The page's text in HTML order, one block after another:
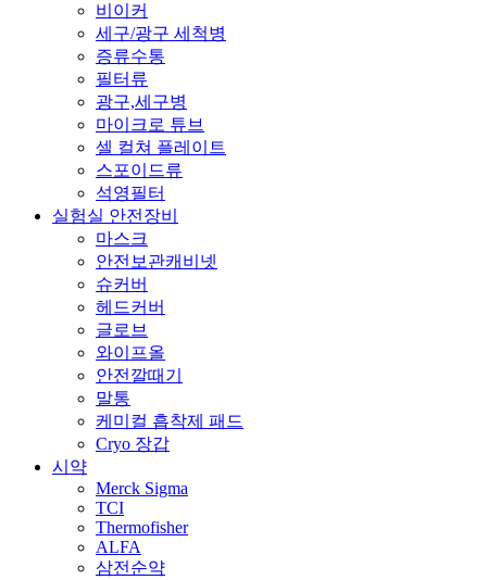
비이커
세구/광구 세척병
증류수통
필터류
광구,세구병
마이크로 튜브
셀 컬쳐 플레이트
스포이드류
석영필터
실험실 안전장비
마스크
안전보관캐비넷
슈커버
헤드커버
글로브
와이프올
안전깔때기
말통
케미컬 흡착제 패드
Cryo 장갑
시약
Merck Sigma
TCI
Thermofisher
ALFA
삼전순약